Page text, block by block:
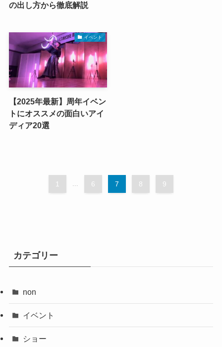
の出し方から徹底解説
イベント
【2025年最新】周年イベン
トにオススメの面白いアイ
ディア20選
1 ... 6 7 8 9
カテゴリー
non
イベント
ショー